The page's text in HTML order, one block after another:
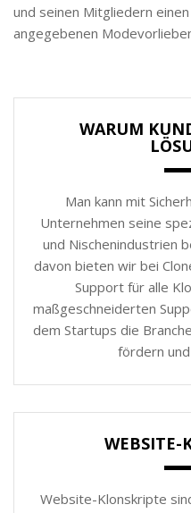
und seinen Mitgliedern
angegebenen
WARUM
Man kann mit
Unternehmen seine
und Nischenindustrien
davon bieten wir bei
Support für alle
maßgeschneiderten
dem Startups die
fördern
WEBSITE-
Website-Klonskripte